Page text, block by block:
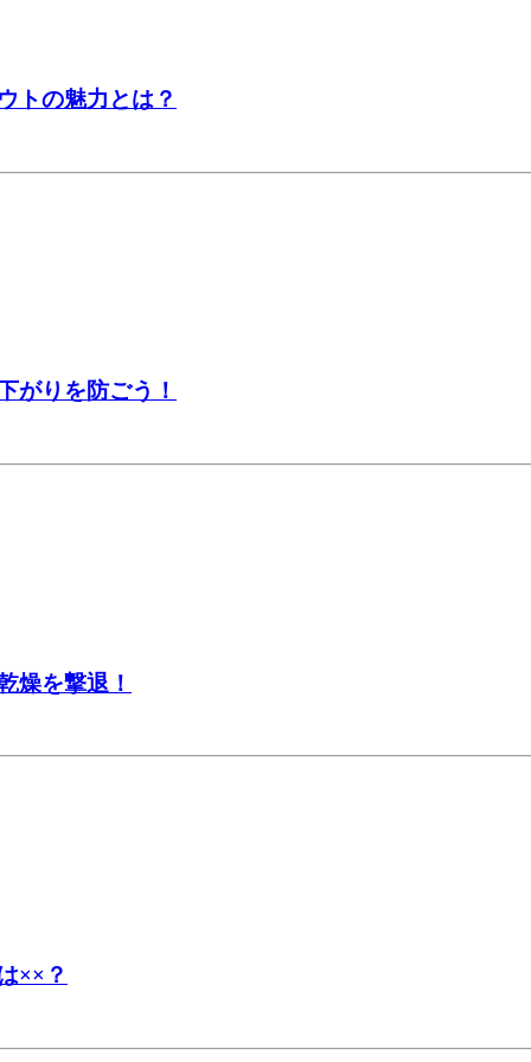
トの魅力とは？
がりを防ごう！
燥を撃退！
××？